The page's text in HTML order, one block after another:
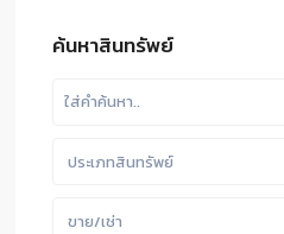
ค้นหาสินทรัพย์
ประเภทสินทรัพย์
ขาย/เช่า